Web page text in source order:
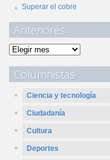
Superar el cobre
Anteriores
Columnistas
Ciencia y tecnología
Ciudadanía
Cultura
Deportes